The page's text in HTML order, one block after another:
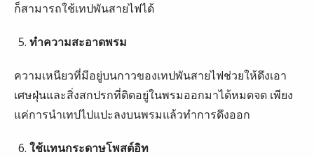
ก็สามารถใช้เทปพันสายไฟได้
ทำความสะอาดพรม
ความเหนียวที่มีอยู่บนกาวของเทปพันสายไฟช่วยให้ดึงเอา
เศษฝุ่นและสิ่งสกปรกที่ติดอยู่ในพรมออกมาได้หมดจด เพียง
แค่การนำเทปไปแปะลงบนพรมแล้วทำการดึงออก
ใช้แทนกระดาษโพสต์อิท